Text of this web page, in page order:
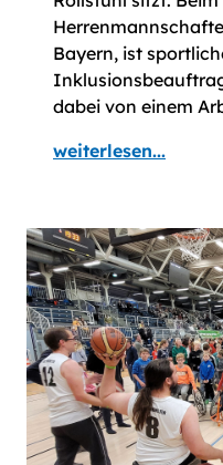
Bayern, ist
dabei von einem
weiterlesen...